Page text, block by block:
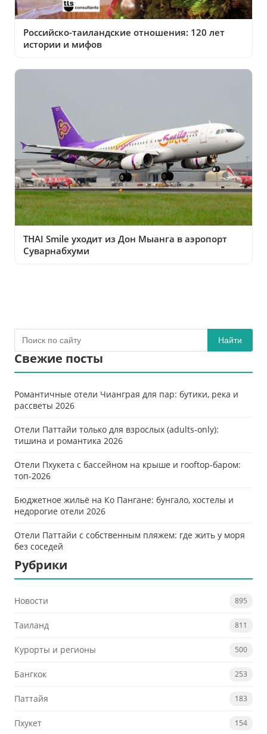
Российско-таиландские отношения: 120 лет
истории и мифов
THAI Smile уходит из Дон Мыанга в аэропорт
Суварнабхуми
Найти
Свежие посты
Романтичные отели Чианграя для пар: бутики, река и
рассветы 2026
Отели Паттайи только для взрослых (adults-only):
тишина и романтика 2026
Отели Пхукета с бассейном на крыше и rooftop-баром:
топ-2026
Бюджетное жильё на Ко Пангане: бунгало, хостелы и
недорогие отели 2026
Отели Паттайи с собственным пляжем: где жить у моря
без соседей
Рубрики
Новости 895
Таиланд 811
Курорты и регионы 500
Бангкок 253
Паттайя 183
Пхукет 154